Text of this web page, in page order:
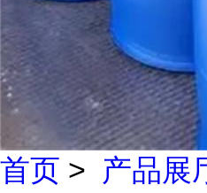
首页 > 产品展